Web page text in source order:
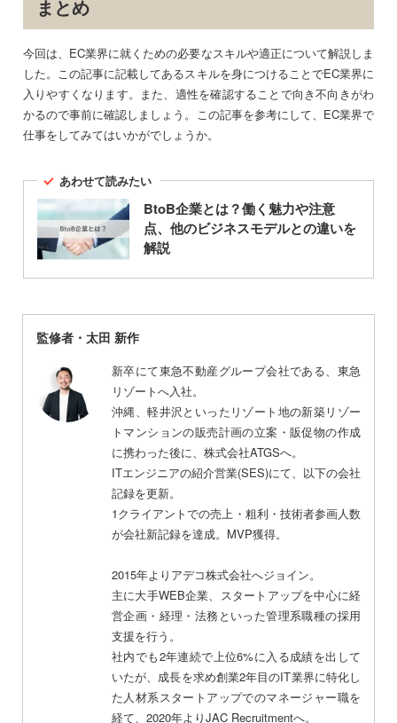
まとめ
今回は、EC業界に就くための必要なスキルや適正について解説しま
した。この記事に記載してあるスキルを身につけることでEC業界に
入りやすくなります。また、適性を確認することで向き不向きがわ
かるので事前に確認しましょう。この記事を参考にして、EC業界で
仕事をしてみてはいかがでしょうか。
あわせて読みたい
BtoB企業とは？働く魅力や注意
点、他のビジネスモデルとの違いを
解説
監修者・太田 新作
新卒にて東急不動産グループ会社である、東急
リゾートへ入社。
沖縄、軽井沢といったリゾート地の新築リゾー
トマンションの販売計画の立案・販促物の作成
に携わった後に、株式会社ATGSへ。
ITエンジニアの紹介営業(SES)にて、以下の会社
記録を更新。
1クライアントでの売上・粗利・技術者参画人数
が会社新記録を達成。MVP獲得。
2015年よりアデコ株式会社へジョイン。
主に大手WEB企業、スタートアップを中心に経
営企画・経理・法務といった管理系職種の採用
支援を行う。
社内でも2年連続で上位6%に入る成績を出して
いたが、成長を求め創業2年目のIT業界に特化し
た人材系スタートアップでのマネージャー職を
経て、2020年よりJAC Recruitmentへ。